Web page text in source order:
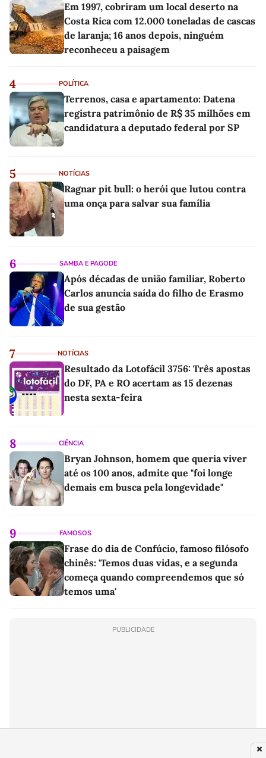
Em 1997, cobriram um local deserto na
Costa Rica com 12.000 toneladas de cascas
de laranja; 16 anos depois, ninguém
reconheceu a paisagem
4 POLÍTICA
Terrenos, casa e apartamento: Datena
registra patrimônio de R$ 35 milhões em
candidatura a deputado federal por SP
5 NOTÍCIAS
Ragnar pit bull: o herói que lutou contra
uma onça para salvar sua família
6 SAMBA E PAGODE
Após décadas de união familiar, Roberto
Carlos anuncia saída do filho de Erasmo
de sua gestão
7 NOTÍCIAS
Resultado da Lotofácil 3756: Três apostas
do DF, PA e RO acertam as 15 dezenas
nesta sexta-feira
8 CIÊNCIA
Bryan Johnson, homem que queria viver
até os 100 anos, admite que "foi longe
demais em busca pela longevidade"
9 FAMOSOS
Frase do dia de Confúcio, famoso filósofo
chinês: 'Temos duas vidas, e a segunda
começa quando compreendemos que só
temos uma'
PUBLICIDADE